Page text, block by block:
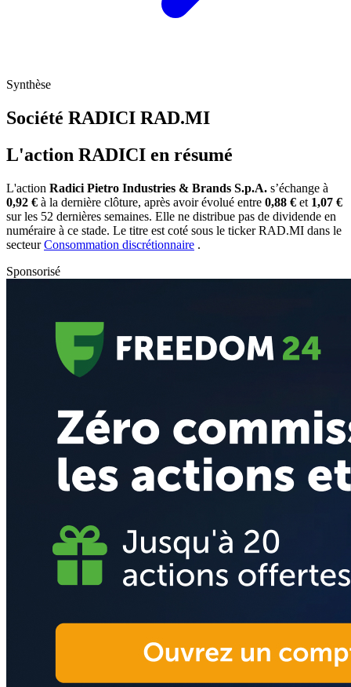
Synthèse
Société RADICI RAD.MI
L'action RADICI en résumé
L'action Radici Pietro Industries & Brands S.p.A. s’échange à
0,92 € à la dernière clôture, après avoir évolué entre 0,88 € et 1,07 €
sur les 52 dernières semaines. Elle ne distribue pas de dividende en
numéraire à ce stade. Le titre est coté sous le tickerRAD.MI dans le
secteurConsommation discrétionnaire .
Sponsorisé